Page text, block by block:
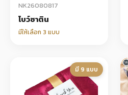
บทความ
NK26080817
โบว์ซาติน
มีให้เลือก 3 แบบ
มี 9 แบบ